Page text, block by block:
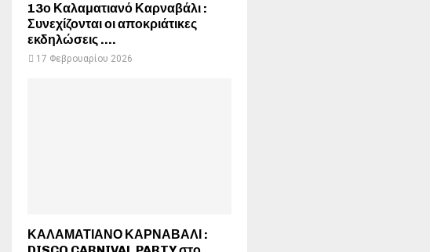
13ο Καλαματιανό Καρναβάλι :
Συνεχίζονται οι αποκριάτικες
εκδηλώσεις ….
17 Φεβρουαρίου 2026
ΚΑΛΑΜΑΤΙΑΝΟ ΚΑΡΝΑΒΑΛΙ :